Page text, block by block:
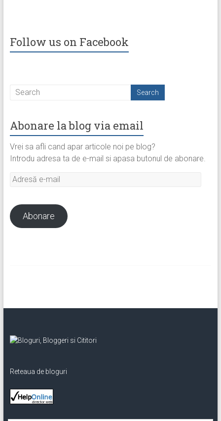
Follow us on Facebook
Abonare la blog via email
Vrei sa afli cand apar articole noi pe blog?
Introdu adresa ta de e-mail si apasa butonul de abonare.
Adresă
Abonare
Reteaua de bloguri